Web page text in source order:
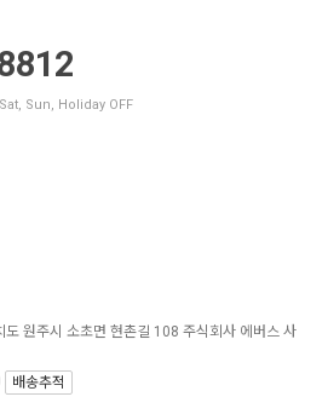
Sun, Holiday OFF
원주시 소초면 현촌길 108 주식회사 에버스 사
배송추적